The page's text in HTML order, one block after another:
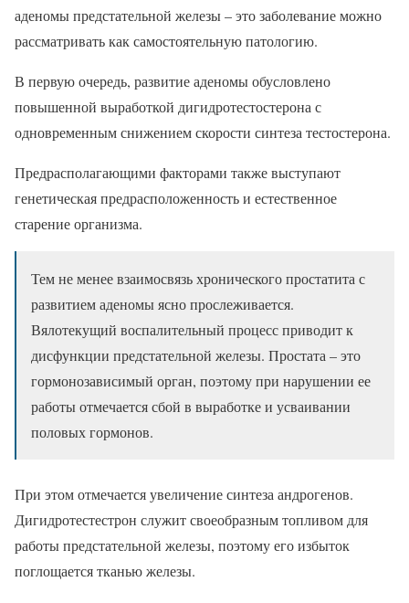
аденомы предстательной железы – это заболевание можно
рассматривать как самостоятельную патологию.
В первую очередь, развитие аденомы обусловлено
повышенной выработкой дигидротестостерона с
одновременным снижением скорости синтеза тестостерона.
Предрасполагающими факторами также выступают
генетическая предрасположенность и естественное
старение организма.
Тем не менее взаимосвязь хронического простатита с
развитием аденомы ясно прослеживается.
Вялотекущий воспалительный процесс приводит к
дисфункции предстательной железы. Простата – это
гормонозависимый орган, поэтому при нарушении ее
работы отмечается сбой в выработке и усваивании
половых гормонов.
При этом отмечается увеличение синтеза андрогенов.
Дигидротестестрон служит своеобразным топливом для
работы предстательной железы, поэтому его избыток
поглощается тканью железы.